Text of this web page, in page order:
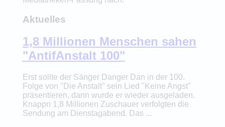
Aktuelles
1,8 Millionen Menschen sahen
"AntifAnstalt 100"
Erst sollte der Sänger Danger Dan in der 100.
Folge von "Die Anstalt" sein Lied "Keine Angst"
präsentieren, dann wurde er wieder ausgeladen.
Knappn 1,8 Millionen Zuschauer verfolgten die
Sendung am Dienstagabend. Das ...